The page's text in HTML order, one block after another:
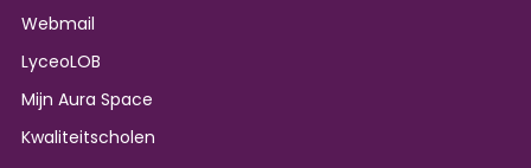
Webmail
LyceoLOB
Mijn Aura Space
Kwaliteitscholen